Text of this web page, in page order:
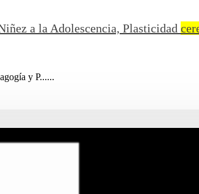
a la Adolescencia, Plasticidad
y P......